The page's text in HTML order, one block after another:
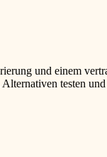
und einem
testen